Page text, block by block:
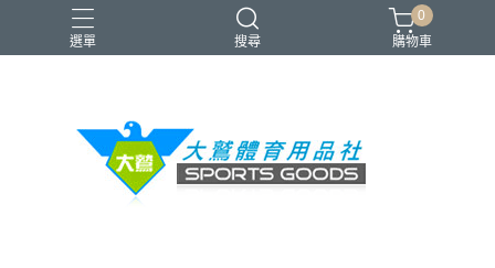
選單 搜尋
VICTOR YONEX 羽球拍 羽球鞋 零碼出清
0
購物車